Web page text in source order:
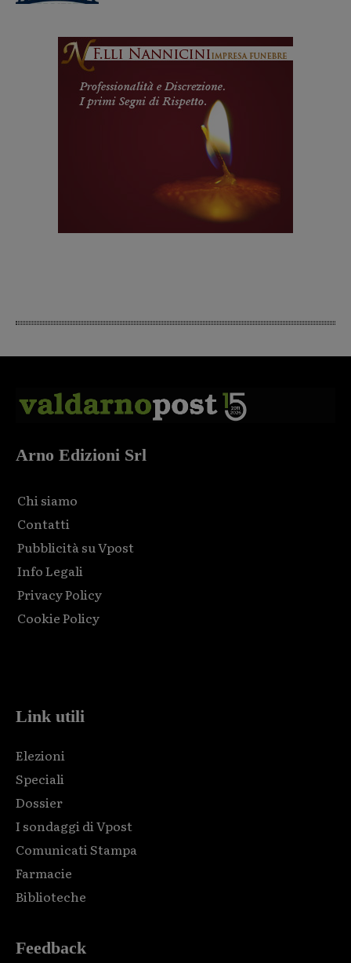
Arno Edizioni Srl
Chi siamo
Contatti
Pubblicità su Vpost
Info Legali
Privacy Policy
Cookie Policy
Link utili
Elezioni
Speciali
Dossier
I sondaggi di Vpost
Comunicati Stampa
Farmacie
Biblioteche
Feedback